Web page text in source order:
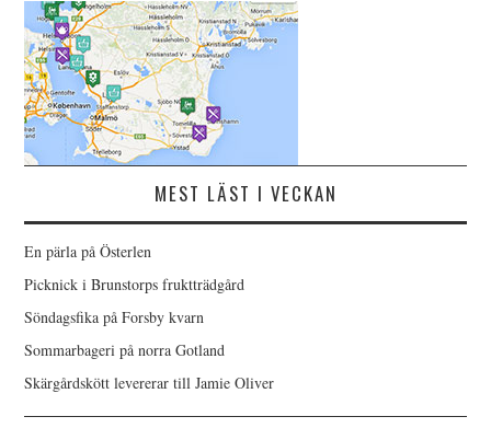
MEST LÄST I VECKAN
En pärla på Österlen
Picknick i Brunstorps fruktträdgård
Söndagsfika på Forsby kvarn
Sommarbageri på norra Gotland
Skärgårdskött levererar till Jamie Oliver